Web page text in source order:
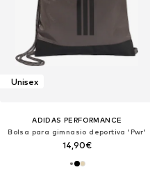
Unisex
ADIDAS PERFORMANCE
Bolsa para gimnasio deportiva 'Pwr'
14,90€